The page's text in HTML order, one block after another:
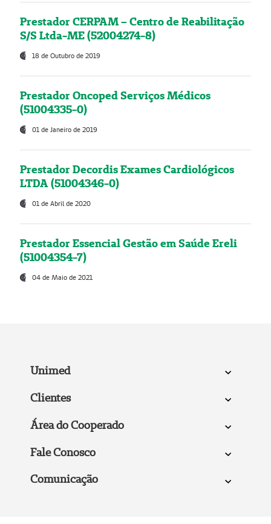
Prestador CERPAM – Centro de Reabilitação
S/S Ltda-ME (52004274-8)
18 de Outubro de 2019
Prestador Oncoped Serviços Médicos
(51004335-0)
01 de Janeiro de 2019
Prestador Decordis Exames Cardiológicos
LTDA (51004346-0)
01 de Abril de 2020
Prestador Essencial Gestão em Saúde Ereli
(51004354-7)
04 de Maio de 2021
Unimed
Clientes
Área do Cooperado
Fale Conosco
Comunicação